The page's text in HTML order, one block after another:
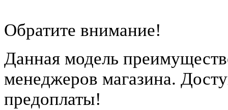
Обратите внимание!
Данная модель
менеджеров магазина.
предоплаты!